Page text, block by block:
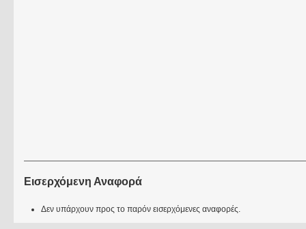
Εισερχόμενη Αναφορά
Δεν υπάρχουν προς το παρόν εισερχόμενες αναφορές.